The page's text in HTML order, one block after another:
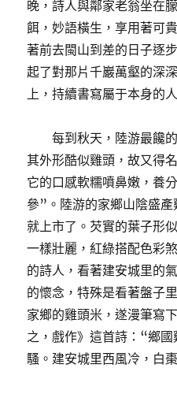
晚，詩人與鄰家老翁坐在
餌，妙語橫生，享用著可
著前去閩山到差的日子逐
起了對那片千巖萬壑的深
上，持續書寫屬于本身的
每到秋天，陸游最饞
其外形酷似雞頭，故又得
它的口感軟糯噴鼻嫩，養
參”。陸游的家鄉山陰盛
就上市了。芡實的葉子形
一樣壯麗，紅綠搭配色彩
的詩人，看著建安城里的
的懷念，特殊是看著盤子
家鄉的雞頭米，遂漫筆寫
之，戲作》這首詩：“鄉
騷。建安城里西風冷，白